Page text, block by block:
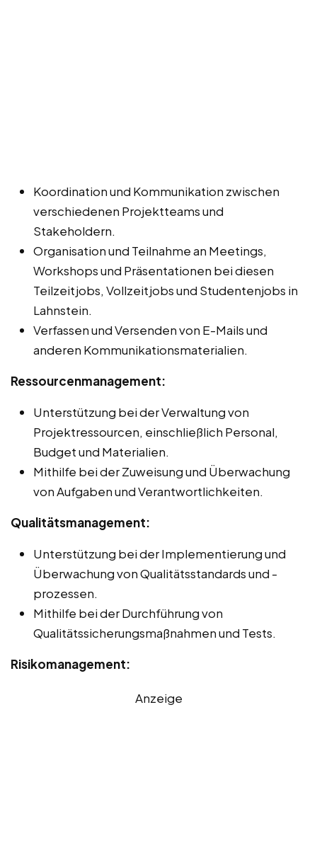
Koordination und Kommunikation zwischen
verschiedenen Projektteams und
Stakeholdern.
Organisation und Teilnahme an Meetings,
Workshops und Präsentationen bei diesen
Teilzeitjobs, Vollzeitjobs und Studentenjobs in
Lahnstein.
Verfassen und Versenden von E-Mails und
anderen Kommunikationsmaterialien.
Ressourcenmanagement:
Unterstützung bei der Verwaltung von
Projektressourcen, einschließlich Personal,
Budget und Materialien.
Mithilfe bei der Zuweisung und Überwachung
von Aufgaben und Verantwortlichkeiten.
Qualitätsmanagement:
Unterstützung bei der Implementierung und
Überwachung von Qualitätsstandards und -
prozessen.
Mithilfe bei der Durchführung von
Qualitätssicherungsmaßnahmen und Tests.
Risikomanagement:
Anzeige